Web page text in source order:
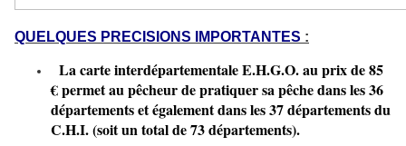
QUELQUES PRECISIONS IMPORTANTES :
La carte interdépartementale E.H.G.O. au prix de 85
€ permet au pêcheur de pratiquer sa pêche dans les 36
départements et également dans les 37 départements du
C.H.I. (soit un total de 73 départements).